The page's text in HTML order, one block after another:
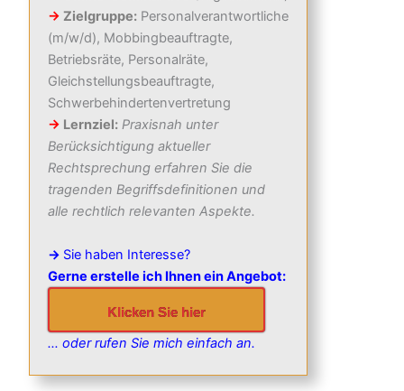
→ Zielgruppe: Personalverantwortliche
(m/w/d), Mobbingbeauftragte,
Betriebsräte, Personalräte,
Gleichstellungsbeauftragte,
Schwerbehindertenvertretung
→ Lernziel: Praxisnah unter
Berücksichtigung aktueller
Rechtsprechung erfahren Sie die
tragenden Begriffsdefinitionen und
alle rechtlich relevanten Aspekte.
→ Sie haben Interesse?
Gerne erstelle ich Ihnen ein Angebot:
Klicken Sie hier
… oder rufen Sie mich einfach an.